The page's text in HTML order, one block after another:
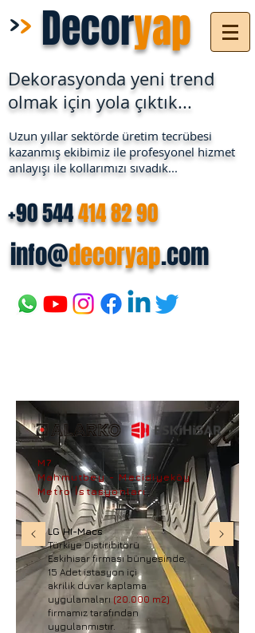
>>Decoryap
Dekorasyonda yeni trend
olmak için yola çıktık...
Uzun yıllar sektörde üretim tecrübesi
kazanmış ekibimiz ile profesyonel hizmet
anlayışı ile kollarımızı sıvadık...
+90 544414 82 90
info@decoryap.com
M7
Mahmutbey - Mecidiyeköy
Metro İstasyonları
LG HI-Macs
Türkiye Distiribitörü
Eskihisar firması bünyesinde,
15 Adet istasyon içi
akrilik duvar kaplama
uygulamaları (20.000 m2)
firmamız tarafından
uygulanmıstır.